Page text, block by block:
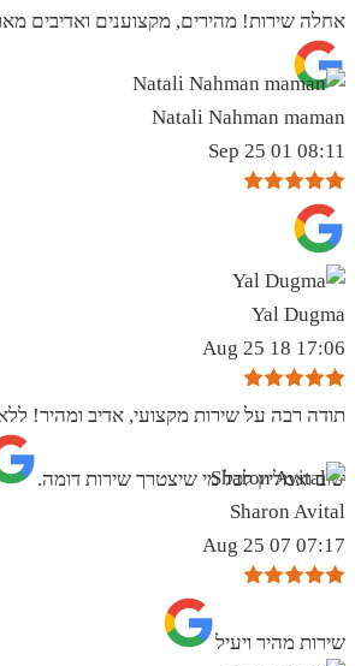
אחלה שירות! מהירים, מקצוענים ואדיבים
Natali Nahman maman
08:11 01 Sep 25
Yal Dugma
17:06 18 Aug 25
תודה רבה על שירות מקצועי, אדיב ומהיר!
שוב ואמליץ לכל מי שיצטרך שירות דומה.
Sharon Avital
07:17 07 Aug 25
שירות מהיר ויעיל